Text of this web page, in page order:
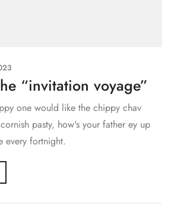
“invitation voyage”
one would like the chippy chav
pasty, how's your father ey up
every fortnight.